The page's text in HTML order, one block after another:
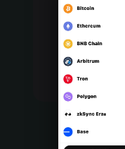
Português (Portugal)
Bahasa Indonesia
Português (Brasil)